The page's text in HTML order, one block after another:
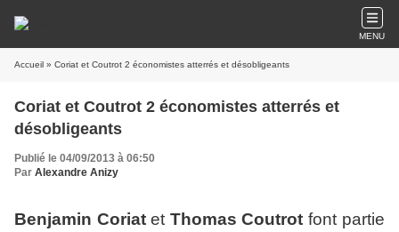
MENU
Accueil » Coriat et Coutrot 2 économistes atterrés et désobligeants
Coriat et Coutrot 2 économistes atterrés et
désobligeants
Publié le 04/09/2013 à 06:50
Par Alexandre Anizy
Benjamin Coriat et Thomas Coutrot font partie